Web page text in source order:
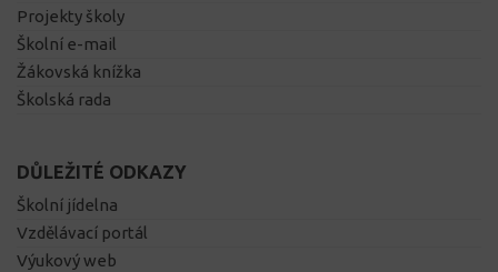
Projekty školy
Školní e-mail
Žákovská knížka
Školská rada
DŮLEŽITÉ ODKAZY
Školní jídelna
Vzdělávací portál
Výukový web